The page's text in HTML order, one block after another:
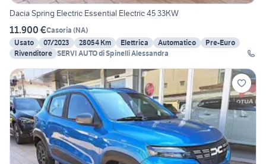
Dacia Spring Electric Essential Electric 45 33KW
11.900 €Casoria (NA)
Usato
07/2023 28054 Km Elettrica Automatico
Pre-Euro
Rivenditore SERVI AUTO di Spinelli Alessandra